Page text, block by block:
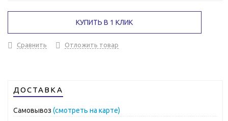
КУПИТЬ В 1 КЛИК
Сравнить Отложить товар
ДОСТАВКА
Самовывоз (смотреть на карте)